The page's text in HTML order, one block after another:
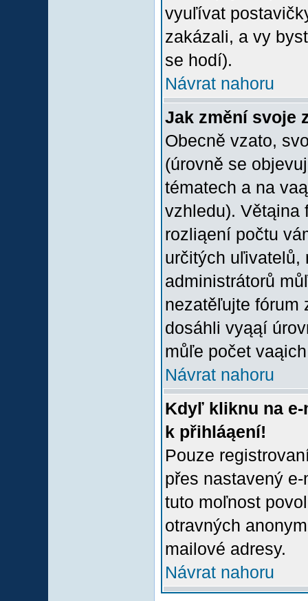
vyuľívat
zakázali, a vy
se hodí).
Návrat nahoru
Jak změní svoje
Obecně vzato,
(úrovně se
tématech a na
vzhledu). Větąina
rozliąení počtu
určitých uľivatelů,
administrátorů
nezatěľujte fórum
dosáhli vyąąí
můľe počet
Návrat nahoru
Kdyľ kliknu na
k přihláąení!
Pouze
přes nastavený
tuto moľnost
otravných
mailové adresy.
Návrat nahoru